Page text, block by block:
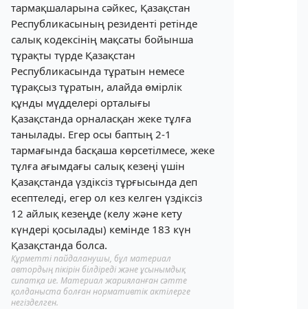
тармақшаларына сәйкес, Қазақстан
Республикасының резиденті ретінде
салық кодексінің мақсаты бойынша
тұрақты түрде Қазақстан
Республикасында тұратын немесе
тұрақсыз тұратын, алайда өмірлік
құнды мүдделері орталығы
Қазақстанда орналасқан жеке тұлға
танылады. Егер осы баптың 2-1
тармағында басқаша көрсетілмесе, жеке
тұлға ағымдағы салық кезеңі үшін
Қазақстанда үздіксіз тұрғысында деп
есептеледі, егер ол кез келген үздіксіз
12 айлық кезеңде (келу және кету
күндері қосылады) кемінде 183 күн
Қазақстанда болса.
Құрметті пайдаланушы, бұл материал
автордың пікірін білдіреді және ұсынымдық
сипатқа ие. Материал жарияланған сәтте
қолданыста болған нормативтік актілерге
негізделген.